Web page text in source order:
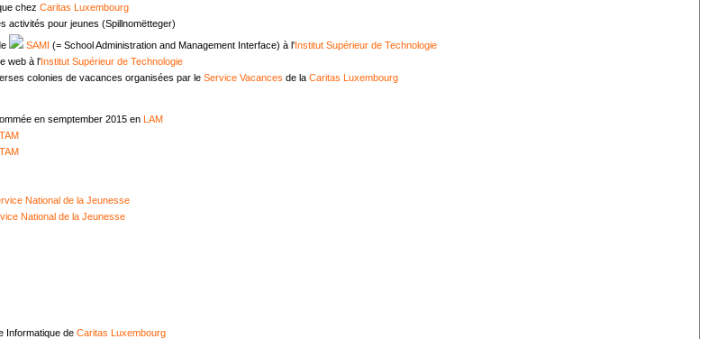
chez Caritas Luxembourg
activités pour jeunes (Spillnomëtteger)
SAMI (= School Administration and Management Interface) à l'Institut Supérieur de Technologie
web à l'Institut Supérieur de Technologie
colonies de vacances organisées par le Service Vacances de la Caritas Luxembourg
en semptember 2015 en
LAM
LTAM
LTAM
National de la Jeunesse
National de la Jeunesse
Informatique de Caritas Luxembourg